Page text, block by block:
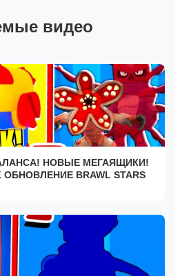
видео
НОВЫЕ МЕГАЯЩИКИ!
BRAWL STARS